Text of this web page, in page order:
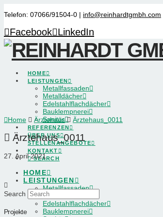
Telefon: 07066/91504-0 | info@reinhardtgmbh.com
Facebook LinkedIn
HOME
LEISTUNGEN
Metallfassaden
Metalldächer
Edelstahlflachdächer
Bauklempnerei
Sanitär
REFERENZEN
ÜBER UNS
STELLENANGEBOTE
KONTAKT
SEARCH
HOME
LEISTUNGEN
Metallfassaden
Metalldächer
Edelstahlflachdächer
Bauklempnerei
Home Ärztehaus Ärztehaus_0011
Ärztehaus_0011
27. April 2021
Search
Projekte